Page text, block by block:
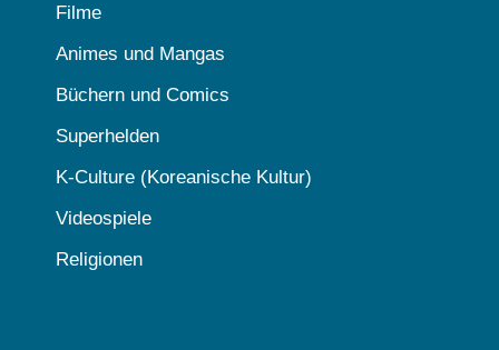
Filme
Animes und Mangas
Büchern und Comics
Superhelden
K-Culture (Koreanische Kultur)
Videospiele
Religionen